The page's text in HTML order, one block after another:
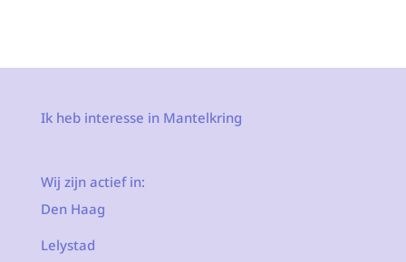
Ik heb interesse in Mantelkring
Wij zijn actief in:
Den Haag
Lelystad